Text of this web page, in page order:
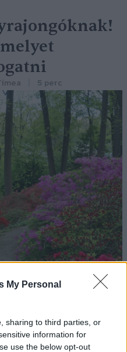
My Personal
sharing to third parties, or
information for
use the below opt-out
5 perc